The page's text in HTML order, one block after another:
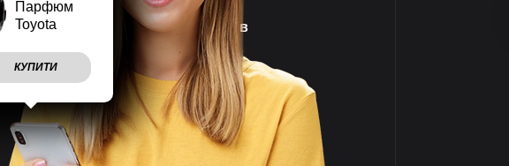
Парфюм
Toyota
КУПИТИ
Наш магазин працює7 днів
Враховуємопобажання
клієнтів